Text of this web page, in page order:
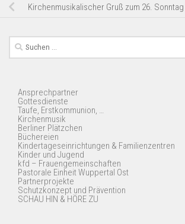
Kirchenmusikalischer Gruß zum 26.
Suchen
nach:
Ansprechpartner
Gottesdienste
Taufe, Erstkommunion, …
Kirchenmusik
Berliner Plätzchen
Büchereien
Kindertageseinrichtungen & Familienzentren
Kinder und Jugend
kfd – Frauengemeinschaften
Pastorale Einheit Wuppertal Ost
Partnerprojekte
Schutzkonzept und Prävention
SCHAU HIN & HÖRE ZU